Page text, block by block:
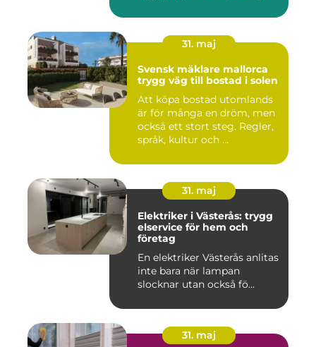
31. maj
Svensk mäklare mallorca
trygg väg till bostad i solen
Att köpa bostad utomlands
är för många en dröm, men
också ett stort steg. Regler,
språk, kultur och ...
31. maj
Elektriker i Västerås: trygg
elservice för hem och
företag
En elektriker Västerås anlitas
inte bara när lampan
slocknar utan också fö...
31. maj